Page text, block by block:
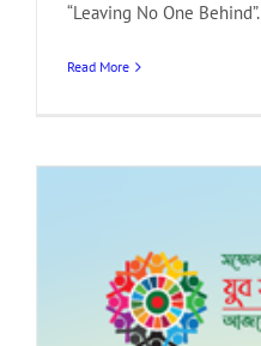
“Leaving No One Behind”.
Read More